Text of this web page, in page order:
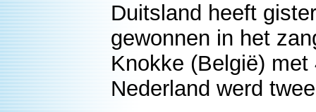
Duitsland heeft
gewonnen in het
Knokke (België) met
Nederland werd